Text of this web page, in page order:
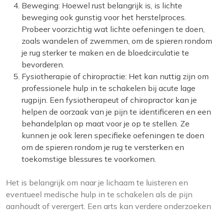
Beweging: Hoewel rust belangrijk is, is lichte
beweging ook gunstig voor het herstelproces.
Probeer voorzichtig wat lichte oefeningen te doen,
zoals wandelen of zwemmen, om de spieren rondom
je rug sterker te maken en de bloedcirculatie te
bevorderen.
Fysiotherapie of chiropractie: Het kan nuttig zijn om
professionele hulp in te schakelen bij acute lage
rugpijn. Een fysiotherapeut of chiropractor kan je
helpen de oorzaak van je pijn te identificeren en een
behandelplan op maat voor je op te stellen. Ze
kunnen je ook leren specifieke oefeningen te doen
om de spieren rondom je rug te versterken en
toekomstige blessures te voorkomen.
Het is belangrijk om naar je lichaam te luisteren en
eventueel medische hulp in te schakelen als de pijn
aanhoudt of verergert. Een arts kan verdere onderzoeken